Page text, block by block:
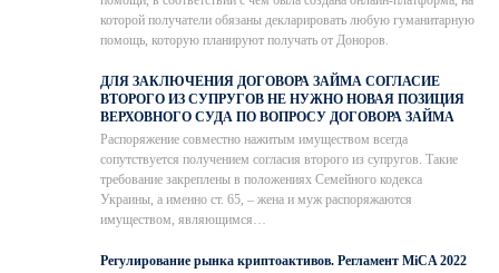
которой получатели обязаны декларировать любую гуманитарную
помощь, которую планируют получать от Доноров.
ДЛЯ ЗАКЛЮЧЕНИЯ ДОГОВОРА ЗАЙМА СОГЛАСИЕ
ВТОРОГО ИЗ СУПРУГОВ НЕ НУЖНО НОВАЯ ПОЗИЦИЯ
ВЕРХОВНОГО СУДА ПО ВОПРОСУ ДОГОВОРА ЗАЙМА
Распоряжение совместно нажитым имуществом всегда
сопутствуется получением согласия второго из супругов. Такие
требование закреплены в положениях Семейного кодекса
Украины, а именно ст. 65, – жена и муж распоряжаются
имуществом, являющимся…
Регулирование рынка криптоактивов. Регламент MiCA 2022